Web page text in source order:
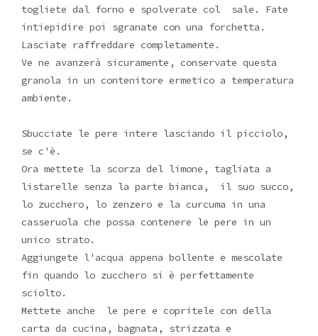
togliete dal forno e spolverate col sale. Fate
intiepidire poi sgranate con una forchetta.
Lasciate raffreddare completamente.
Ve ne avanzerà sicuramente, conservate questa
granola in un contenitore ermetico a temperatura
ambiente.
Sbucciate le pere intere lasciando il picciolo,
se c'è.
Ora mettete la scorza del limone, tagliata a
listarelle senza la parte bianca, il suo succo,
lo zucchero, lo zenzero e la curcuma in una
casseruola che possa contenere le pere in un
unico strato.
Aggiungete l'acqua appena bollente e mescolate
fin quando lo zucchero si è perfettamente
sciolto.
Mettete anche le pere e copritele con della
carta da cucina, bagnata, strizzata e